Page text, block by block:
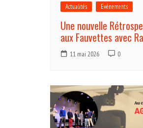
Actualités Evénements
Une nouvelle
aux Fauvettes avec
11 mai 2026 0